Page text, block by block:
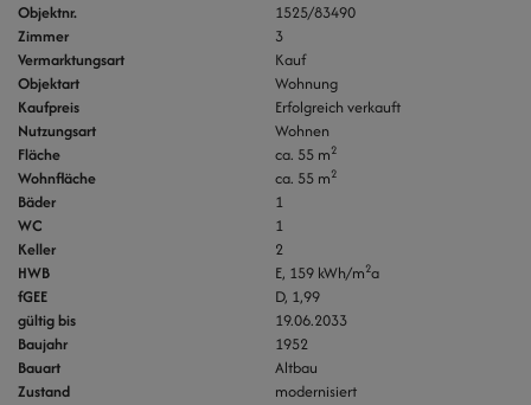
Objektnr.
1525/83490
Zimmer
3
Vermarktungsart
Kauf
Objektart
Wohnung
Kaufpreis
Erfolgreich verkauft
Nutzungsart
Wohnen
Fläche
ca. 55 m2
Wohnfläche ca. 55 m2
Bäder
1
WC
1
Keller
2
HWB
E, 159 kWh/m2a
fGEE
D, 1,99
gültig bis
19.06.2033
Baujahr
1952
Bauart
Altbau
Zustand
modernisiert